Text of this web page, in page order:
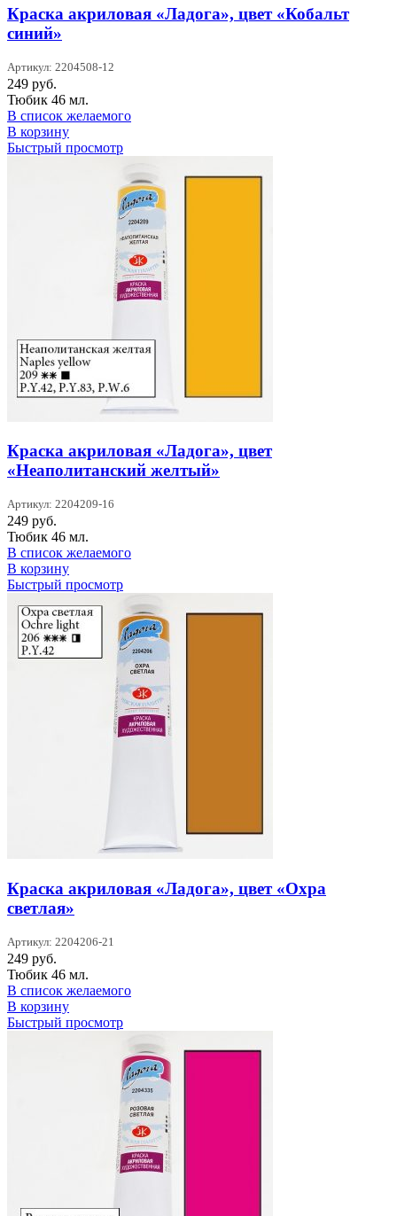
Краска акриловая «Ладога», цвет «Кобальт
синий»
Артикул: 2204508-12
249 руб.
Тюбик 46 мл.
В список желаемого
В корзину
Быстрый просмотр
Краска акриловая «Ладога», цвет
«Неаполитанский желтый»
Артикул: 2204209-16
249 руб.
Тюбик 46 мл.
В список желаемого
В корзину
Быстрый просмотр
Краска акриловая «Ладога», цвет «Охра
светлая»
Артикул: 2204206-21
249 руб.
Тюбик 46 мл.
В список желаемого
В корзину
Быстрый просмотр